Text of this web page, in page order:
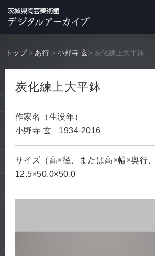
トップ > あ行 > 小野寺 玄> 炭化練上大平鉢
炭化練上大平鉢
作家名（生没年）
小野寺 玄
1934-2016
サイズ（高×径、または高×幅×奥行、
12.5×50.0×50.0